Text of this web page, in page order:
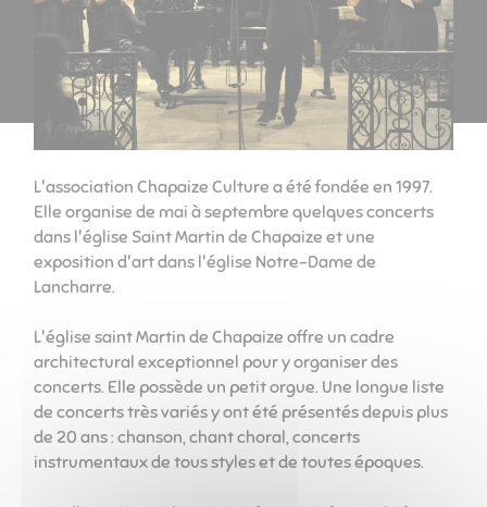
L'association Chapaize Culture a été fondée en 1997.
Elle organise de mai à septembre quelques concerts
dans l'église Saint Martin de Chapaize et une
exposition d'art dans l'église Notre-Dame de
Lancharre.
L'église saint Martin de Chapaize offre un cadre
architectural exceptionnel pour y organiser des
concerts. Elle possède un petit orgue. Une longue liste
de concerts très variés y ont été présentés depuis plus
de 20 ans : chanson, chant choral, concerts
instrumentaux de tous styles et de toutes époques.